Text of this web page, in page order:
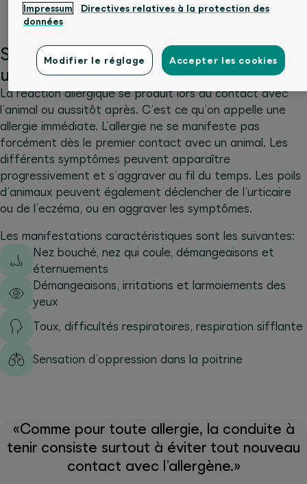
Symptômes: comment se manifeste
une allergie aux animaux
La réaction allergique se produit lors du contact avec
l’animal ou aussitôt après. C’est ce qu’on appelle une
allergie immédiate. L’allergie ne se manifeste pas
forcément dès le premier contact avec un animal. Les
différents symptômes peuvent apparaître
progressivement et s’aggraver au fil du temps. Les poils
d’animaux peuvent également déclencher de l’urticaire
ou de l’eczéma, ou en aggraver les symptômes.
Les manifestations caractéristiques sont les suivantes:
Nez bouché, nez qui coule, démangeaisons et
éternuements
Démangeaisons, irritations et larmoiements des
yeux
Toux, difficultés respiratoires, respiration sifflante
Sensation d’oppression dans la poitrine
«Comme pour toute allergie, la conduite à
tenir consiste surtout à éviter tout nouveau
contact avec l’allergène.»
Impressum
Directives relatives à la protection des
données
Modifier le réglage Accepter les cookies